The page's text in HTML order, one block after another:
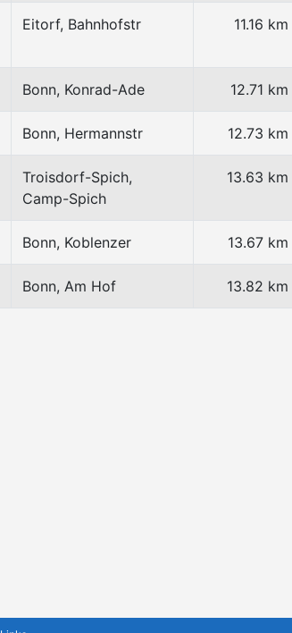
Eitorf, Bahnhofstr 11.16 km
Bonn, Konrad-Ade 12.71 km
Bonn, Hermannstr 12.73 km
Troisdorf-Spich,
Camp-Spich
13.63 km
Bonn, Koblenzer 13.67 km
Bonn, Am Hof 13.82 km